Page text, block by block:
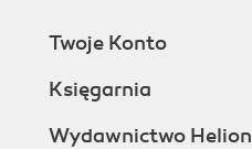
Twoje Konto
Księgarnia
Wydawnictwo Helion